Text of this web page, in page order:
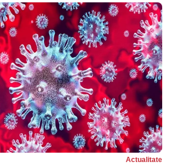
Actualitate